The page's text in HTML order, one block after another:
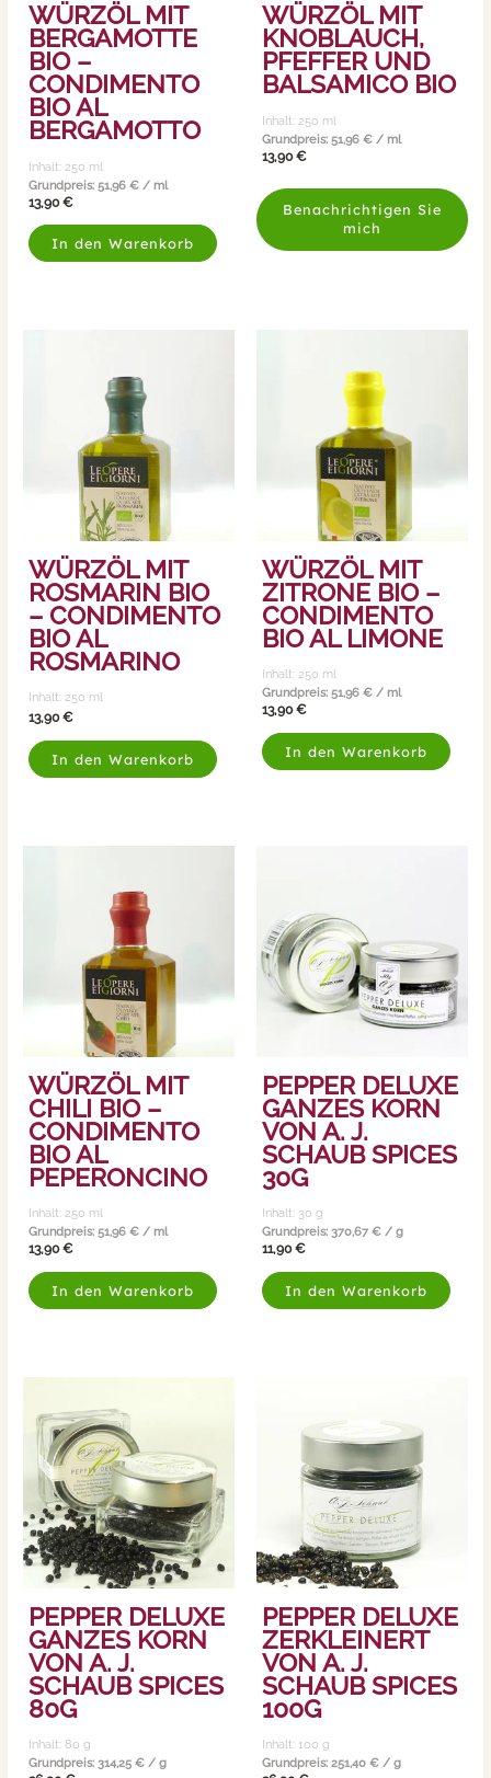
WÜRZÖL MIT
BERGAMOTTE
BIO –
CONDIMENTO
BIO AL
BERGAMOTTO
Inhalt: 250 ml
Grundpreis:51,96€ / ml
13,90€
In den Warenkorb
WÜRZÖL MIT
KNOBLAUCH,
PFEFFER UND
BALSAMICO BIO
Inhalt: 250 ml
Grundpreis: 51,96 € / ml
13,90€
Benachrichtigen Sie
mich
WÜRZÖL MIT
ROSMARIN BIO
– CONDIMENTO
BIO AL
ROSMARINO
Inhalt: 250 ml
13,90€
In den Warenkorb
WÜRZÖL MIT
ZITRONE BIO –
CONDIMENTO
BIO AL LIMONE
Inhalt: 250 ml
Grundpreis: 51,96 € / ml
13,90€
In den Warenkorb
WÜRZÖL MIT
CHILI BIO –
CONDIMENTO
BIO AL
PEPERONCINO
Inhalt: 250 ml
Grundpreis:51,96€ / ml
13,90€
In den Warenkorb
PEPPER DELUXE
GANZES KORN
VON A. J.
SCHAUB SPICES
30G
Inhalt: 30 g
Grundpreis: 370,67 € / g
11,90€
In den Warenkorb
PEPPER DELUXE
GANZES KORN
VON A. J.
SCHAUB SPICES
80G
Inhalt: 80g
Grundpreis: 314,25€ /g
PEPPER DELUXE
ZERKLEINERT
VON A. J.
SCHAUB SPICES
100G
Inhalt: 100 g
Grundpreis: 251,40 € / g